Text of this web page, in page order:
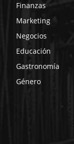
Finanzas
Marketing
Negocios
Educación
Gastronomía
Género